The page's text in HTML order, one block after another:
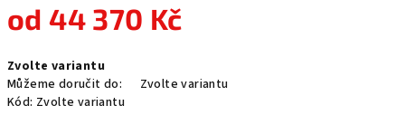
od44 370 Kč
cena:
Zvolte variantu
Můžeme doručit do:
Zvolte variantu
Kód: Zvolte variantu